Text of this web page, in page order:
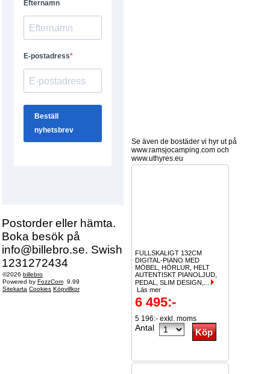
Postorder eller hämta.
Boka besök på
info@billebro.se. Swish
1231272434
©2026 billebro
Powered by FozzCom 9.99
Sitekarta Cookies Köpvillkor
Se även de bostäder vi hyr ut på
www.ramsjocamping.com och
www.uthyres.eu
FULLSKALIGT 132CM
DIGITAL-PIANO MED
MÖBEL, HÖRLUR, HELT
AUTENTISKT PIANOLJUD,
PEDAL, SLIM DESIGN,...
Läs mer
6 495:-
5 196:- exkl. moms
Antal